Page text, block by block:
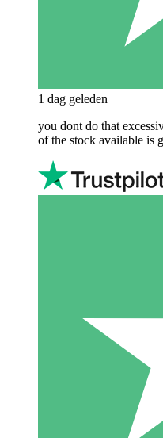
1 dag geleden
you dont do that
of the stock available is